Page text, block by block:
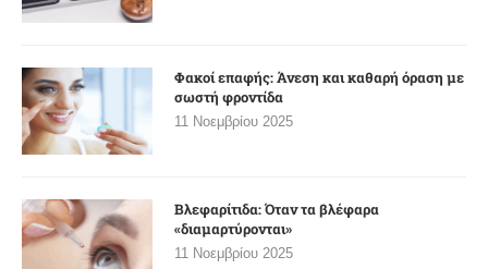
Φακοί επαφής: Άνεση και καθαρή όραση με
σωστή φροντίδα
11 Νοεμβρίου 2025
Βλεφαρίτιδα: Όταν τα βλέφαρα
«διαμαρτύρονται»
11 Νοεμβρίου 2025